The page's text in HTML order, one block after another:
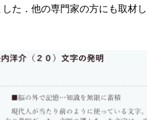
た．他の専門家の方にも取材